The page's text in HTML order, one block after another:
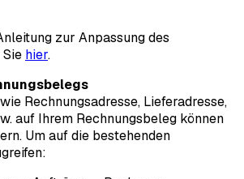
zur Anpassung des
hier.
Rechnungsadresse, Lieferadresse,
auf Ihrem Rechnungsbeleg können
Um auf die bestehenden